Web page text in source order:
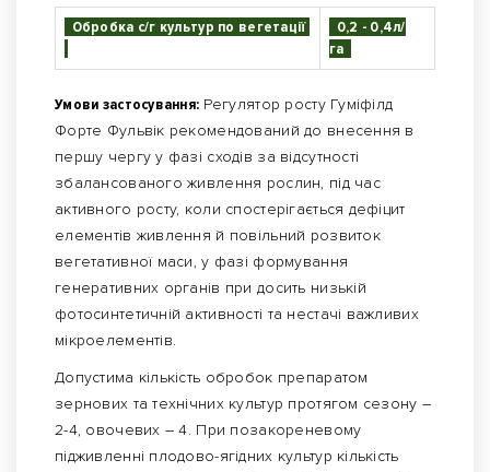
Обробка с/г культур по вегетації
0,2 - 0,4л/
га
Умови застосування: Регулятор росту Гуміфілд
Форте Фульвік рекомендований до внесення в
першу чергу у фазі сходів за відсутності
збалансованого живлення рослин, під час
активного росту, коли спостерігається дефіцит
елементів живлення й повільний розвиток
вегетативної маси, у фазі формування
генеративних органів при досить низькій
фотосинтетичній активності та нестачі важливих
мікроелементів.
Допустима кількість обробок препаратом
зернових та технічних культур протягом сезону –
2-4, овочевих – 4. При позакореневому
підживленні плодово-ягідних культур кількість